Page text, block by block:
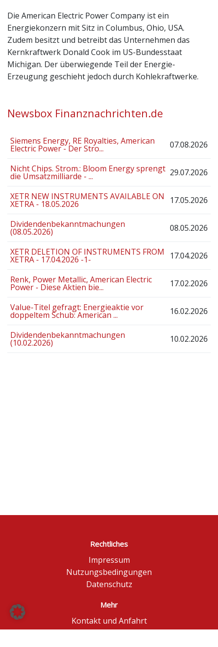
Die American Electric Power Company ist ein
Energiekonzern mit Sitz in Columbus, Ohio, USA.
Zudem besitzt und betreibt das Unternehmen das
Kernkraftwerk Donald Cook im US-Bundesstaat
Michigan. Der überwiegende Teil der Energie-
Erzeugung geschieht jedoch durch Kohlekraftwerke.
Newsbox Finanznachrichten.de
Siemens Energy, RE Royalties, American
Electric Power - Der Stro... 07.08.2026
Nicht Chips. Strom.: Bloom Energy sprengt
die Umsatzmilliarde - ... 29.07.2026
XETR NEW INSTRUMENTS AVAILABLE ON
XETRA - 18.05.2026 17.05.2026
Dividendenbekanntmachungen
(08.05.2026) 08.05.2026
XETR DELETION OF INSTRUMENTS FROM
XETRA - 17.04.2026 -1- 17.04.2026
Renk, Power Metallic, American Electric
Power - Diese Aktien bie... 17.02.2026
Value-Titel gefragt: Energieaktie vor
doppeltem Schub: American ... 16.02.2026
Dividendenbekanntmachungen
(10.02.2026) 10.02.2026
Rechtliches
Impressum
Nutzungsbedingungen
Datenschutz
Mehr
Kontakt und Anfahrt
Börse Düsseldorf